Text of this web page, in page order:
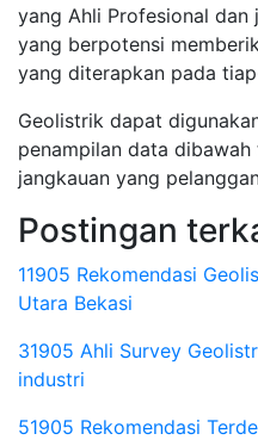
yang Ahli Profesional dan
yang berpotensi
yang diterapkan pada
Geolistrik dapat
penampilan data
jangkauan yang
Postingan
11905 Rekomendasi
Utara Bekasi
31905 Ahli Survey
industri
51905 Rekomendasi